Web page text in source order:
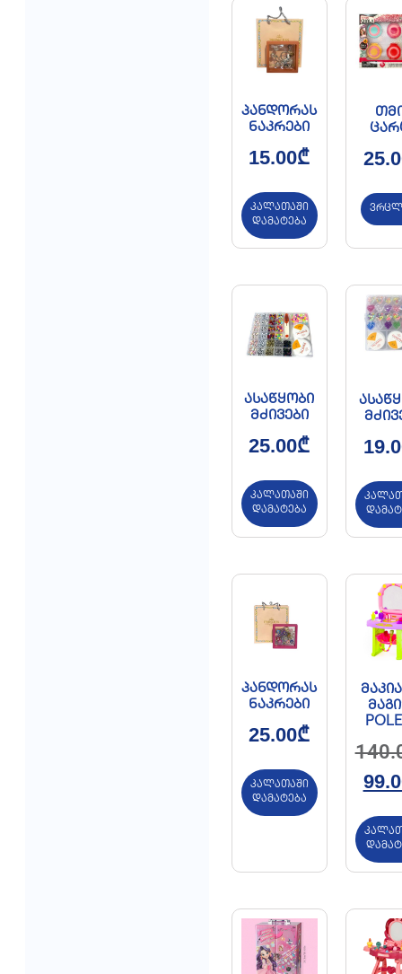
პანდორას
ნაკრები
15.00₾
კალათაში
დამატება
ასაწყობი
მძივები
25.00₾
კალათაში
დამატება
პანდორას
ნაკრები
25.00₾
კალათაში
დამატება